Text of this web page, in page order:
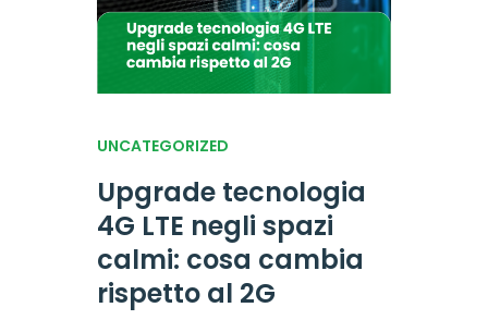
UNCATEGORIZED
Upgrade tecnologia
4G LTE negli spazi
calmi: cosa cambia
rispetto al 2G